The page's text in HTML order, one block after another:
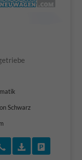
Schwarz
vereinbaren
Wir rufen Sie an